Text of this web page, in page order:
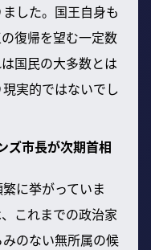
した。国王自身も
復帰を望む一定数
国民の大多数とは
実的ではないでし
ズ市長が次期首相
に挙がっていま
これまでの政治家
のない無所属の候